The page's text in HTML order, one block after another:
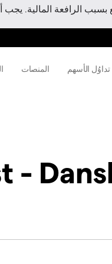
الرافعة المالية. يجب
تداوُل الأسهم المنصات
-